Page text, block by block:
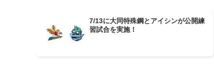
7/13に大同特殊鋼とアイシンが公開練
習試合を実施！